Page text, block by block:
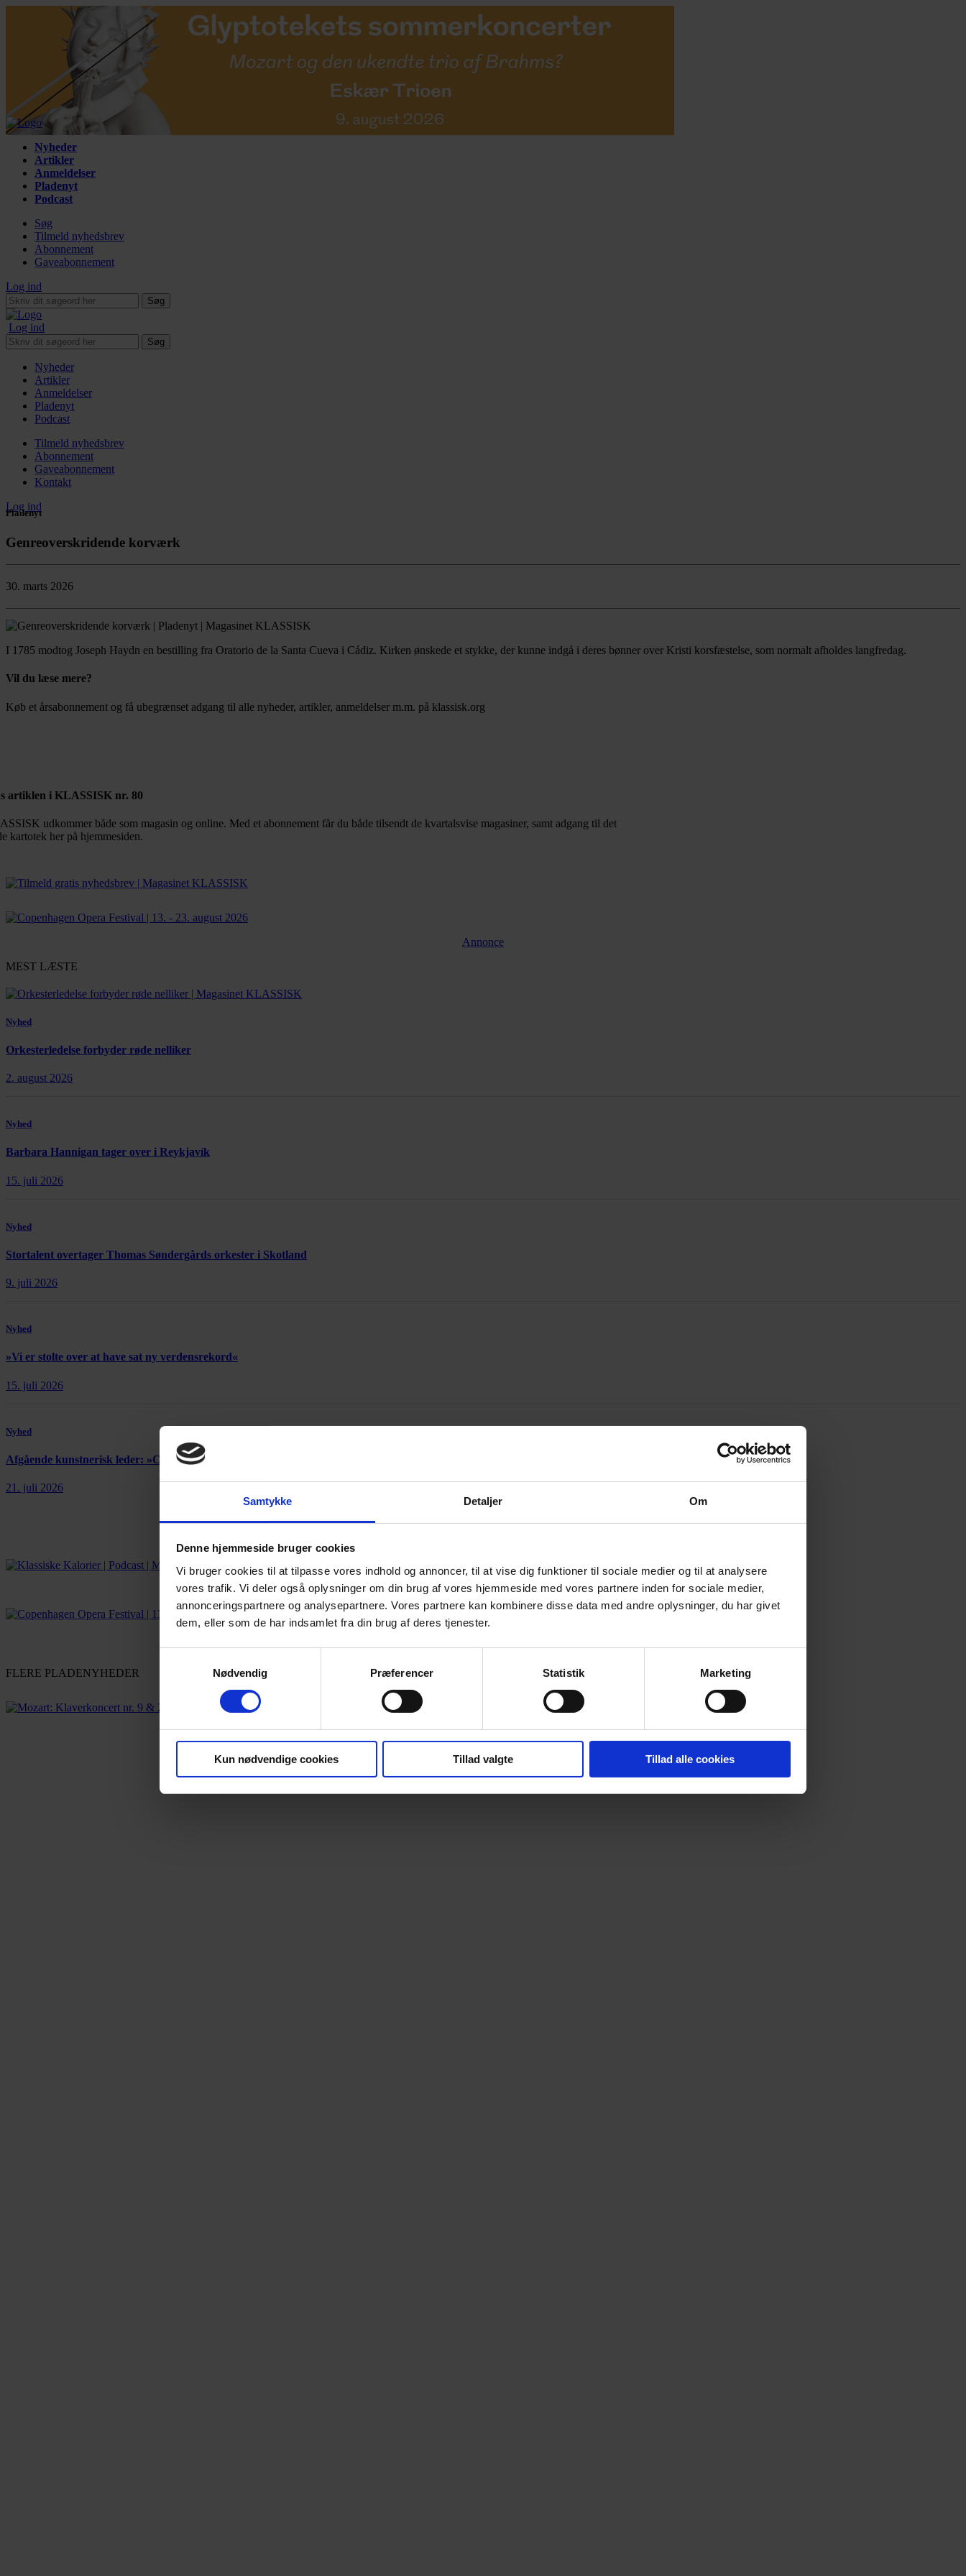
Samtykke Detaljer Om
Denne hjemmeside bruger cookies
Vi bruger cookies til at tilpasse vores indhold og annoncer, til at vise dig funktioner til sociale medier og til at analysere
vores trafik. Vi deler også oplysninger om din brug af vores hjemmeside med vores partnere inden for sociale medier,
annonceringspartnere og analysepartnere. Vores partnere kan kombinere disse data med andre oplysninger, du har givet
dem, eller som de har indsamlet fra din brug af deres tjenester.
Nødvendig
Præferencer Statistik Marketing
Kun nødvendige cookies Tillad valgte Tillad alle cookies
Nyheder
Artikler
Anmeldelser
Pladenyt
Podcast
Søg
Tilmeld nyhedsbrev
Abonnement
Gaveabonnement
Log ind
Søg
Log ind
Søg
Nyheder
Artikler
Anmeldelser
Pladenyt
Podcast
Tilmeld nyhedsbrev
Abonnement
Gaveabonnement
Kontakt
Log ind
Pladenyt
Genreoverskridende korværk
30. marts 2026
I 1785 modtog Joseph Haydn en bestilling fra Oratorio de la Santa Cueva i Cádiz. Kirken ønskede et stykke, der kunne indgå i deres bønner over Kristi korsfæstelse, som normalt afholdes langfredag.
Vil du læse mere?
Køb et årsabonnement og få ubegrænset adgang til alle nyheder, artikler, anmeldelser m.m. på klassisk.org
artiklen i KLASSISK nr. 80
udkommer både som magasin og online. Med et abonnement får du både tilsendt de kvartalsvise magasiner, samt adgang til det
kartotek her på hjemmesiden.
Annonce
MEST LÆSTE
Nyhed
Orkesterledelse forbyder røde nelliker
2. august 2026
Nyhed
Barbara Hannigan tager over i Reykjavík
15. juli 2026
Nyhed
Stortalent overtager Thomas Søndergårds orkester i Skotland
9. juli 2026
Nyhed
»Vi er stolte over at have sat ny verdensrekord«
15. juli 2026
Nyhed
Afgående kunstnerisk leder: »Copenhagen Opera Festival er et åbent maskinrum«
21. juli 2026
Annonce
FLERE PLADENYHEDER